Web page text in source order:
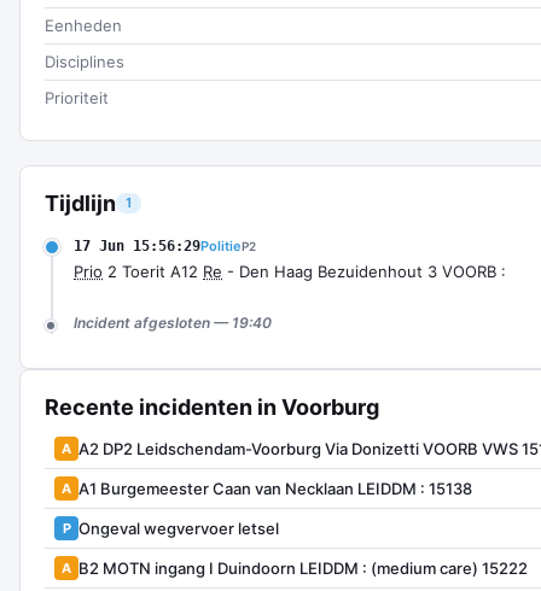
Tijdlijn 1
17 Jun 15:56:29PolitieP2
Prio 2 Toerit A12 Re - Den Haag Bezuidenhout 3 VOORB :
Incident afgesloten — 19:40
Recente incidenten in Voorburg
A A2 DP2 Leidschendam-Voorburg Via Donizetti VOORB VWS
A A1 Burgemeester Caan van Necklaan LEIDDM : 15138
P Ongeval wegvervoer letsel
A B2 MOTN ingang I Duindoorn LEIDDM : (medium care) 15222
Eenheden
Disciplines
Prioriteit